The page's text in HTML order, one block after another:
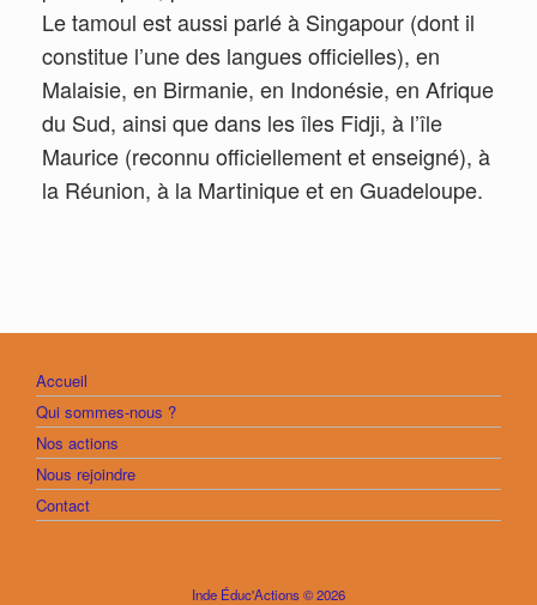
Le tamoul est aussi parlé à Singapour (dont il
constitue l’une des langues officielles), en
Malaisie, en Birmanie, en Indonésie, en Afrique
du Sud, ainsi que dans les îles Fidji, à l’île
Maurice (reconnu officiellement et enseigné), à
la Réunion, à la Martinique et en Guadeloupe.
Accueil
Qui sommes-nous ?
Nos actions
Nous rejoindre
Contact
Inde Éduc'Actions © 2026